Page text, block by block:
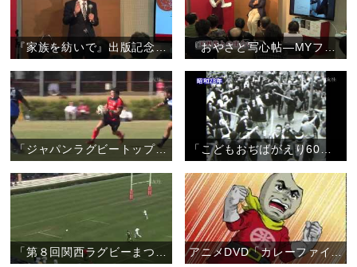
「ジャパンラグビートップリーグ奈良県初開催 〝親里で天理出身の選手が凱旋試合〟」（10月19日） 「こどもおぢばがえり60周年記念 こどもおぢばがえりの元をたずねて」
「第８回関西ラグビーまつり ルポ『花園で伝説の名勝負 再び』」 アニメDVD「カレーファイブ」第２弾！